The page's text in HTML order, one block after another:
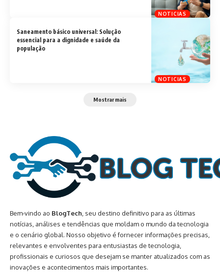
NOTICIAS
NOTICIAS
Saneamento básico universal: Solução
essencial para a dignidade e saúde da
população
Mostrar mais
Bem-vindo ao BlogTech , seu destino definitivo para as últimas
notícias, análises e tendências que moldam o mundo da tecnologia
e o cenário global. Nosso objetivo é fornecer informações precisas,
relevantes e envolventes para entusiastas de tecnologia,
profissionais e curiosos que desejam se manter atualizados com as
inovações e acontecimentos mais importantes.